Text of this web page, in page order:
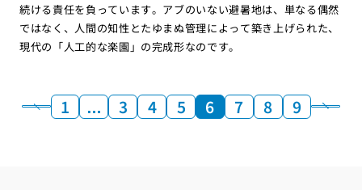
続ける責任を負っています。アブのいない避暑地は、単なる偶然
ではなく、人間の知性とたゆまぬ管理によって築き上げられた、
現代の「人工的な楽園」の完成形なのです。
1 … 3 4 5 6 7 8 9